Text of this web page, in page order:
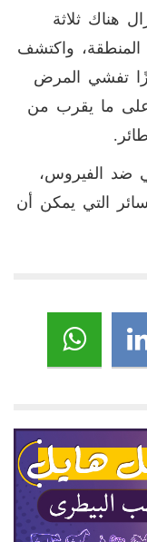
هناك ثلاثة
واكتشف
تفشي المرض
على ما يقرب من
ضد الفيروس،
التي يمكن أن